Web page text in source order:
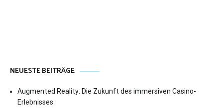
NEUESTE BEITRÄGE
Augmented Reality: Die Zukunft des immersiven Casino-
Erlebnisses